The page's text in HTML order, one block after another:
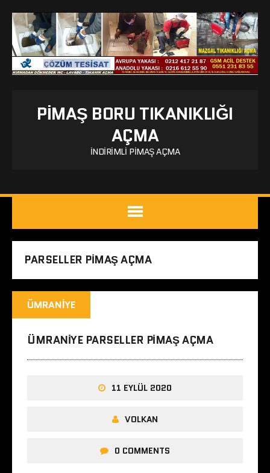
PIMAŞ BORU TIKANIKLIĞI
AÇMA
İNDIRIMLI PIMAŞ AÇMA
PARSELLER PIMAŞ AÇMA
ÜMRANIYE
ÜMRANIYE PARSELLER PIMAŞ AÇMA
11 EYLÜL 2020
VOLKAN
0 COMMENTS